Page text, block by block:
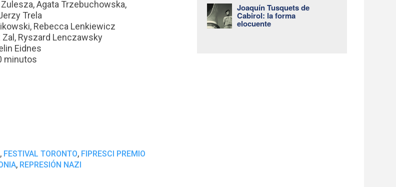
Agata Trzebuchowska,
Trela
Rebecca Lenkiewicz
Ryszard Lenczawsky
Eidnes
minutos
, FESTIVAL TORONTO, FIPRESCI PREMIO
, REPRESIÓN NAZI
Joaquín Tusquets de
Cabirol: la forma
elocuente